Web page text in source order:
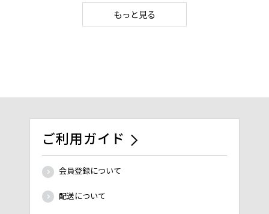
もっと見る
ご利用ガイド
会員登録について
配送について